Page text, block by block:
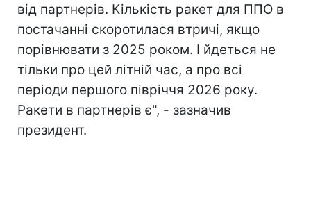
від партнерів. Кількість ракет для ППО в
постачанні скоротилася втричі, якщо
порівнювати з 2025 роком. І йдеться не
тільки про цей літній час, а про всі
періоди першого півріччя 2026 року.
Ракети в партнерів є", - зазначив
президент.